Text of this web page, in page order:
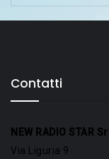
Contatti
NEW RADIO STAR Srl
Via Liguria 9